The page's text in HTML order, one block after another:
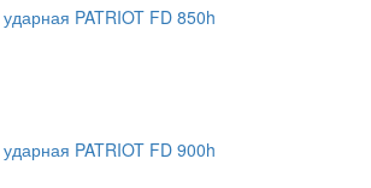
PATRIOT FD 850h
PATRIOT FD 900h